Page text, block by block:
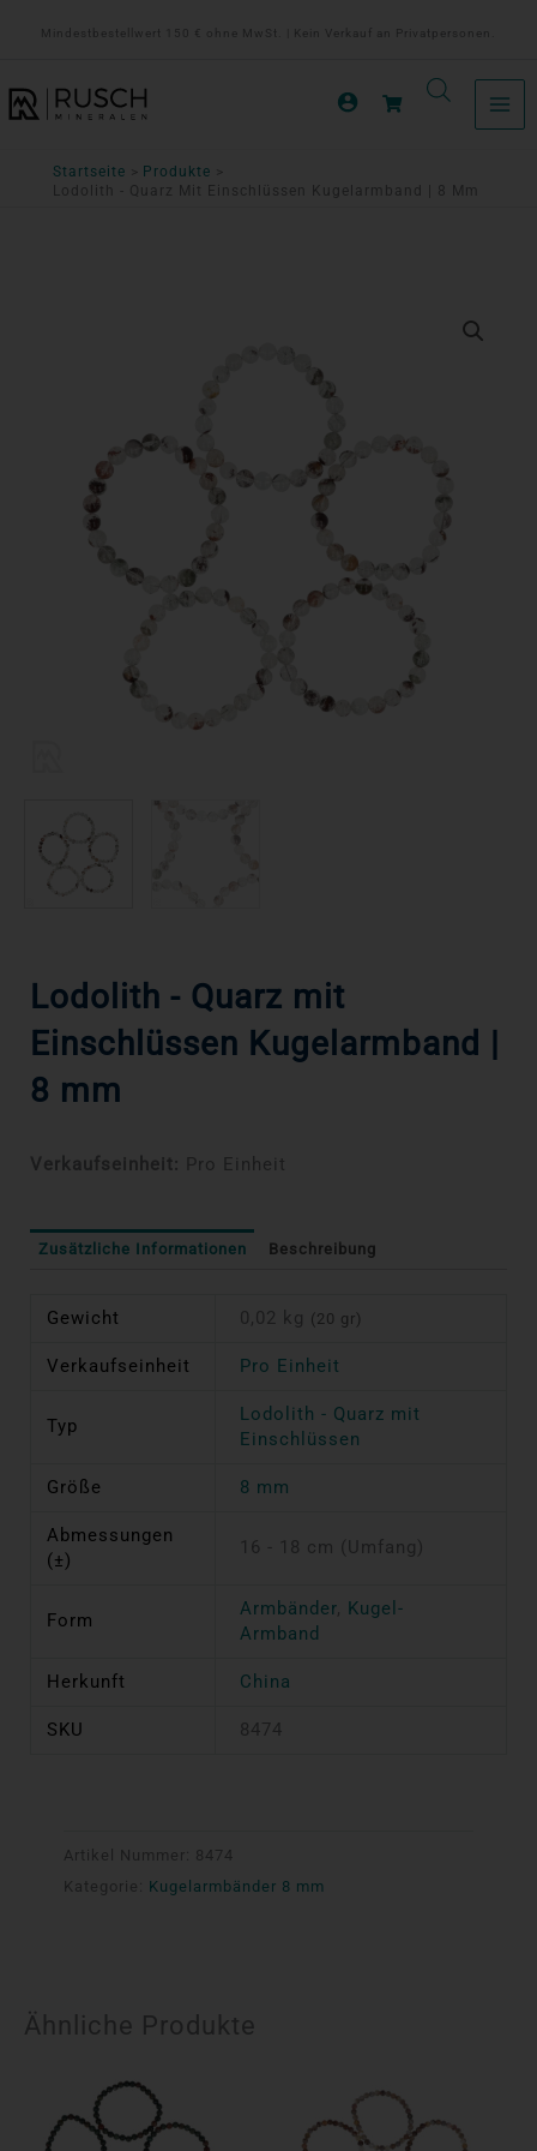
Mindestbestellwert 150 € ohne MwSt. | Kein Verkauf an Privatpersonen.
Startseite
Produkte
Lodolith - Quarz Mit Einschlüssen Kugelarmband | 8 Mm
Lodolith - Quarz mit
Einschlüssen Kugelarmband |
8 mm
Verkaufseinheit: Pro Einheit
Zusätzliche Informationen Beschreibung
Gewicht 0,02 kg (20 gr)
Verkaufseinheit Pro Einheit
Typ
Lodolith - Quarz mit
Einschlüssen
Größe 8 mm
Abmessungen
(±)
16 - 18 cm (Umfang)
Form
Armbänder, Kugel-
Armband
Herkunft China
SKU 8474
Artikel Nummer: 8474
Kategorie:
Kugelarmbänder 8 mm
Ähnliche Produkte